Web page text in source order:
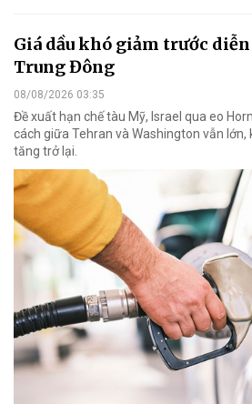
Giá dầu khó giảm trước
Trung Đông
08/08/2026 03:35
Đề xuất hạn chế tàu Mỹ, Israel qua eo
cách giữa Tehran và Washington vẫn lớn,
tăng trở lại.